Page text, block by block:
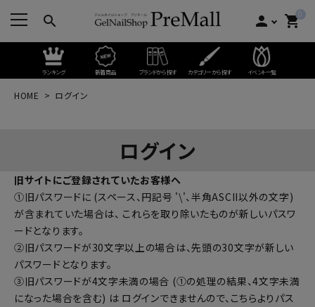
search person 0
shopping_cart
ランキング 新着商品 ブランドから探す カテゴリーから探す イベント一覧
HOME ログイン
ログイン
旧サイトにご登録されていたお客様へ
①旧パスワードに (スペース、円記号 '\'、半角ASCII以外の文字)
が含まれていた場合は、 これらを取り除いたものが新しいパスワ
ードとなります。
②旧パスワードが30文字以上の場合は、先頭の30文字が新しい
パスワードとなります。
③旧パスワードが4文字未満の場合 (①の処理の結果、4文字未満
になった場合を含む) は ログインできませんので、 こちらよりパス